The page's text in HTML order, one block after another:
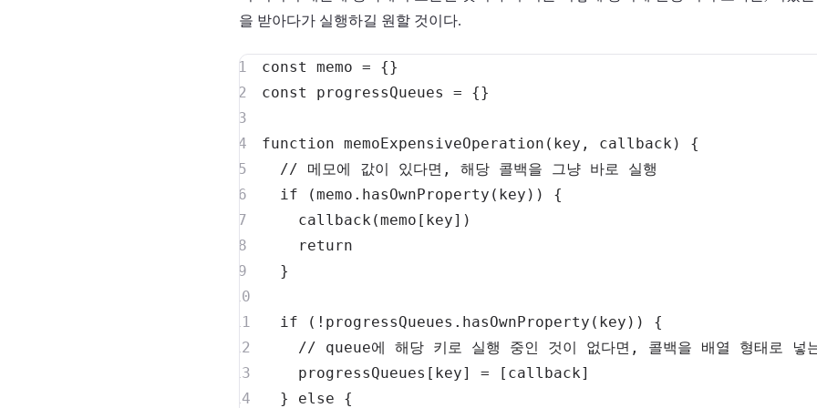
을 받아다가 실행하길 원할 것이다.
const memo = {}
const
progressQueues = {}
function memoExpensiveOperation ( key , callback )
{
// 메모에 값이 있다면, 해당 콜백을 그냥 바로 실행
if
(memo . hasOwnProperty ( key ) )
{
callback (memo [ key] )
return
}
if ( ! progressQueues . hasOwnProperty ( key ) )
{
// queue에 해당 키로 실행 중인 것이 없다면, 콜백을 배열 형태로 넣
    progressQueues
[ key] = [ callback]
}
else {